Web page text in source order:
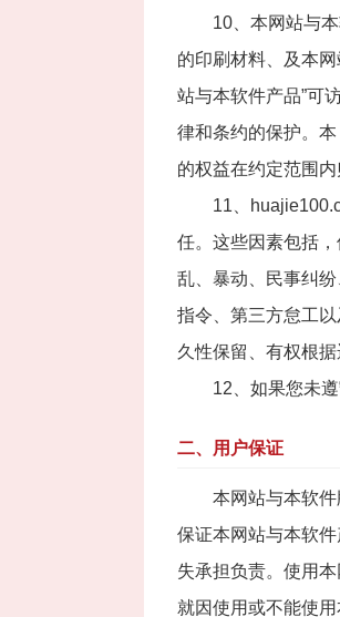
10、本网站与本
的印刷材料、及本
站与本软件产品”可
律和条约的保护。
的权益在约定范围
11、
任。这些因素包括
乱、暴动、民事纠
指令、第三方怠工
久性保留、有权根
12、如果您未遵
二、用户保证
本网站与本软件版
保证本网站与本软
失承担负责。使用
就因使用或不能使